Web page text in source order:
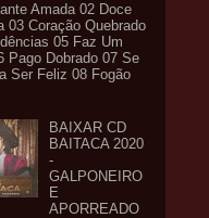
Amada 02 Doce
03 Coração Quebrado
05 Faz Um
Pago Dobrado 07 Se
Ser Feliz 08 Fogão
BAIXAR CD
BAITACA 2020
-
GALPONEIRO
E
APORREADO